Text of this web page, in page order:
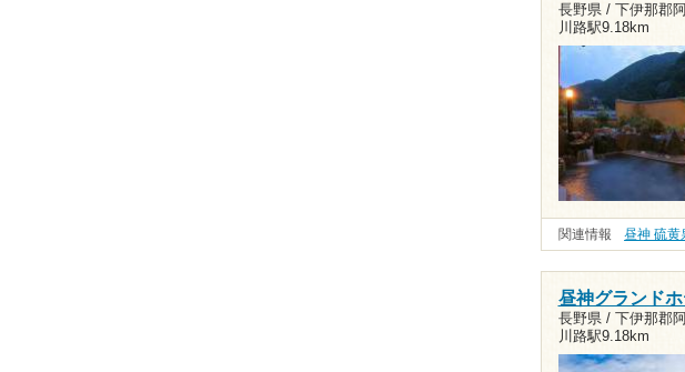
長野県 / 下伊那郡
川路駅9.18km
関連情報 昼神 硫黄
昼神グランド
長野県 / 下伊那郡
川路駅9.18km